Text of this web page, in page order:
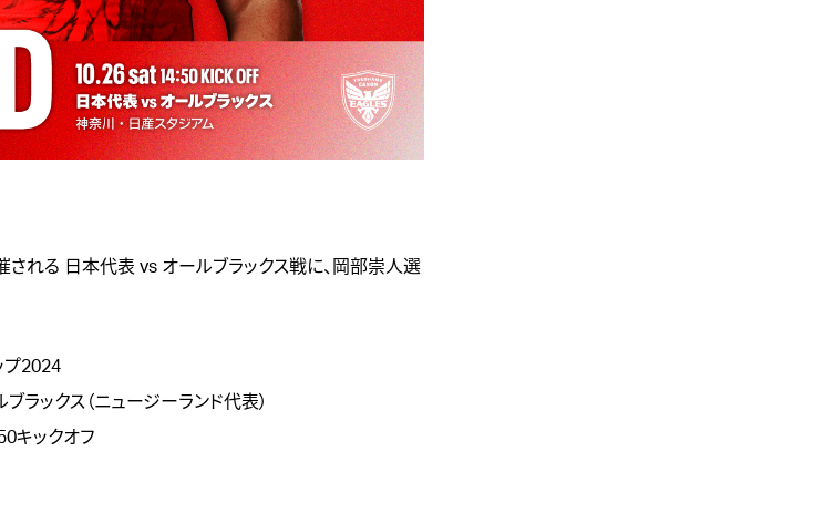
される 日本代表 vs オールブラックス戦に、岡部崇人選
プ2024
ックス（ニュージーランド代表）
キックオフ